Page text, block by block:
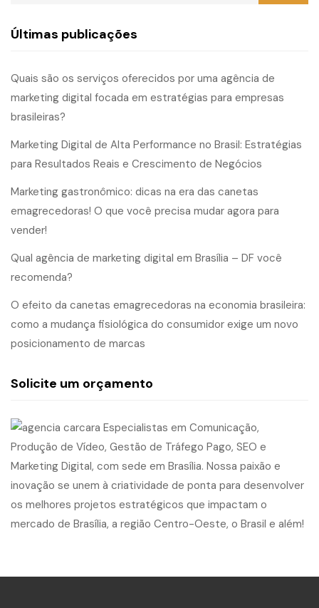
Últimas publicações
Quais são os serviços oferecidos por uma agência de
marketing digital focada em estratégias para empresas
brasileiras?
Marketing Digital de Alta Performance no Brasil: Estratégias
para Resultados Reais e Crescimento de Negócios
Marketing gastronômico: dicas na era das canetas
emagrecedoras! O que você precisa mudar agora para
vender!
Qual agência de marketing digital em Brasília – DF você
recomenda?
O efeito da canetas emagrecedoras na economia brasileira:
como a mudança fisiológica do consumidor exige um novo
posicionamento de marcas
Solicite um orçamento